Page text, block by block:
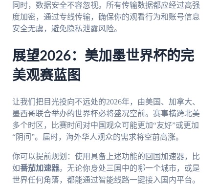
同时，数据安全不容忽视。所有传输数据都应经过高强
度加密，通过专线传输，确保你的观看行为和账号信息
安全无虞，避免隐私泄露风险。
展望2026：美加墨世界杯的完
美观赛蓝图
让我们把目光投向不远处的2026年，由美国、加拿大、
墨西哥联合举办的世界杯必将盛况空前。赛事横跨北美
多个时区，比赛时间对中国观众可能更加“友好”或更加
“阴间”。届时，海外华人观众的需求将空前高涨。
你可以提前规划：使用具备上述功能的回国加速器，比
如番茄加速器。无论你身处三国中的哪一个城市，或是
世界任何角落，都能通过智能线路一键接入国内平台。